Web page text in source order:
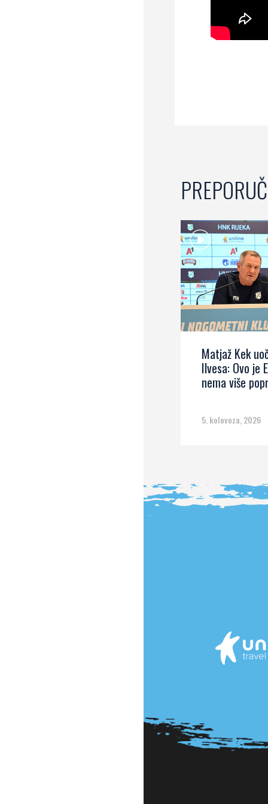
Matjaž Kek
Ilvesa: Ovo je
nema više
5. kolovoza, 2026